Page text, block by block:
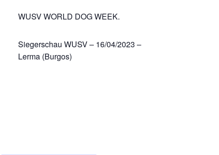
WUSV WORLD DOG WEEK.
Siegerschau WUSV – 16/04/2023 –
Lerma (Burgos)